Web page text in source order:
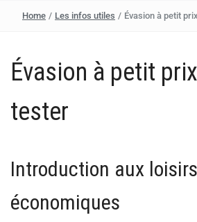
Home / Les infos utiles / Évasion à petit
Évasion à petit
tester
Introduction aux loisirs
économiques